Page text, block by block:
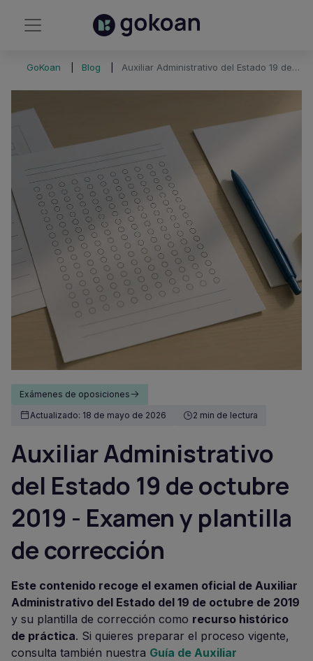
GoKoan Blog Auxiliar Administrativo del Estado 19 de octubre 2019 - Examen y plantilla de corrección
Exámenes de oposiciones
Actualizado: 18 de mayo de 2026
2 min de lectura
Auxiliar Administrativo
del Estado 19 de octubre
2019 - Examen y plantilla
de corrección
Este contenido recoge el examen oficial de Auxiliar
Administrativo del Estado del 19 de octubre de 2019
y su plantilla de corrección como recurso histórico
de práctica. Si quieres preparar el proceso vigente,
consulta también nuestra Guía de Auxiliar